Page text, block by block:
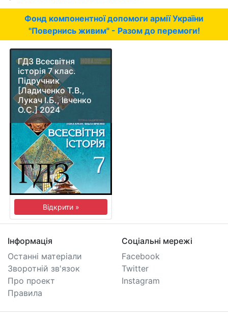
Фонд компонентної допомоги армії України
"Повернись живим" - Разом до перемоги!
ГДЗ Всесвітня
історія 7 клас.
Підручник
[Ладиченко Т.В.,
Лукач І.Б., Івченко
О.С.] 2024
Відкрити »
Інформація
Останні матеріали
Зворотній зв'язок
Про проект
Правила
Соціальні мережі
Facebook
Twitter
Instagram